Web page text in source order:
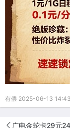
有偿 2025-06-13
广电金蛇卡29元